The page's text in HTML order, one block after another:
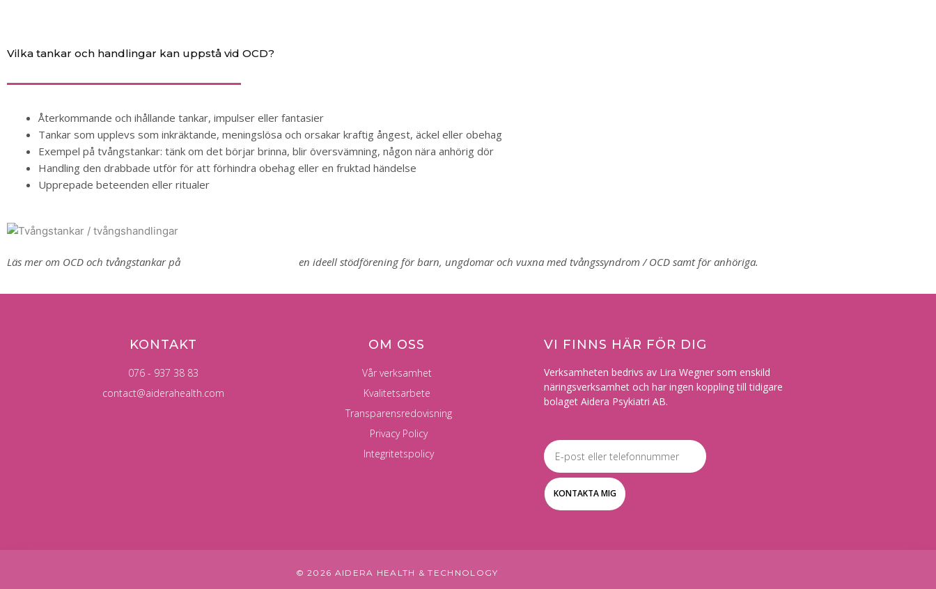
Vilka tankar och handlingar kan uppstå vid OCD?
Återkommande och ihållande tankar, impulser eller fantasier
Tankar som upplevs som inkräktande, meningslösa och orsakar kraftig ångest, äckel eller obehag
Exempel på tvångstankar: tänk om det börjar brinna, blir översvämning, någon nära anhörig dör
Handling den drabbade utför för att förhindra obehag eller en fruktad händelse
Upprepade beteenden eller ritualer
Läs mer om OCD och tvångstankar på en ideell stödförening för barn, ungdomar och vuxna med tvångssyndrom / OCD samt för anhöriga.
KONTAKT
076 - 937 38 83
contact@aiderahealth.com
OM OSS
Vår verksamhet
Kvalitetsarbete
Transparensredovisning
Privacy Policy
Integritetspolicy
VI FINNS HÄR FÖR DIG​
Verksamheten bedrivs av Lira Wegner som enskild
näringsverksamhet och har ingen koppling till tidigare
bolaget Aidera Psykiatri AB.
Info
KONTAKTA MIG
© 2026 AIDERA HEALTH & TECHNOLOGY